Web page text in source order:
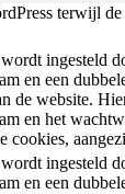
terwijl
ingesteld
en een
de website.
en het
cookies,
ingesteld
en een